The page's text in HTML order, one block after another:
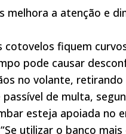
melhora a atenção e
cotovelos fiquem
pode causar
no volante,
de multa,
esteja apoiada no
utilizar o banco